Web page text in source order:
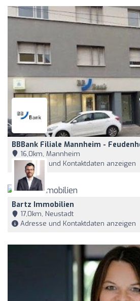
BBBank Filiale Mannheim -
16,0km, Mannheim
Adresse und Kontaktdaten anzeigen
Bartz Immobilien
17,0km, Neustadt
Adresse und Kontaktdaten anzeigen